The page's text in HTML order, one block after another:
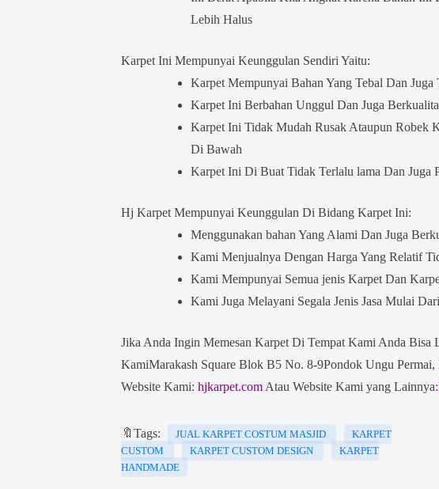
Lebih Halus
Karpet Ini Mempunyai Keunggulan Sendiri Yaitu:
Karpet Mempunyai Bahan Yang Tebal Dan Juga
Karpet Ini Berbahan Unggul Dan Juga
Karpet Ini Tidak Mudah Rusak Ataupun Robek
Di Bawah
Karpet Ini Di Buat Tidak Terlalu lama Dan Juga
Hj Karpet Mempunyai Keunggulan Di Bidang Karpet Ini:
Menggunakan bahan Yang Alami Dan Juga
Kami Menjualnya Dengan Harga Yang Relatif
Kami Mempunyai Semua jenis Karpet Dan
Kami Juga Melayani Segala Jenis Jasa Mulai
Jika Anda Ingin Memesan Karpet Di Tempat Kami Anda
KamiMarakash Square Blok B5 No. 8-9Pondok Ungu
Website Kami: hjkarpet.com Atau Website Kami yang Lainnya:
🔖Tags: JUAL KARPET COSTUM MASJID
KARPET
CUSTOM
KARPET CUSTOM DESIGN
KARPET
HANDMADE